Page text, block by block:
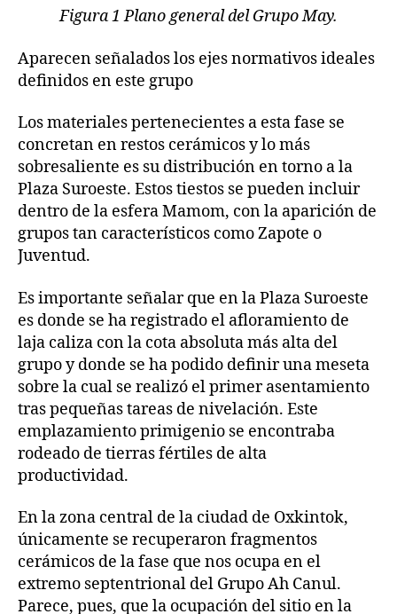
Figura 1 Plano general del Grupo May.
Aparecen señalados los ejes normativos ideales
definidos en este grupo
Los materiales pertenecientes a esta fase se
concretan en restos cerámicos y lo más
sobresaliente es su distribución en torno a la
Plaza Suroeste. Estos tiestos se pueden incluir
dentro de la esfera Mamom, con la aparición de
grupos tan característicos como Zapote o
Juventud.
Es importante señalar que en la Plaza Suroeste
es donde se ha registrado el afloramiento de
laja caliza con la cota absoluta más alta del
grupo y donde se ha podido definir una meseta
sobre la cual se realizó el primer asentamiento
tras pequeñas tareas de nivelación. Este
emplazamiento primigenio se encontraba
rodeado de tierras fértiles de alta
productividad.
En la zona central de la ciudad de Oxkintok,
únicamente se recuperaron fragmentos
cerámicos de la fase que nos ocupa en el
extremo septentrional del Grupo Ah Canul.
Parece, pues, que la ocupación del sitio en la